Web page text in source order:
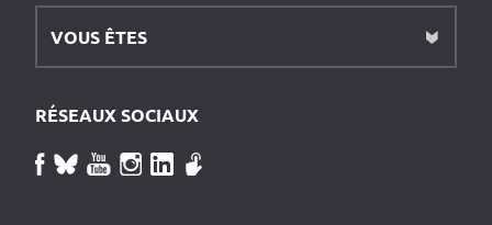
VOUS ÊTES
RÉSEAUX SOCIAUX